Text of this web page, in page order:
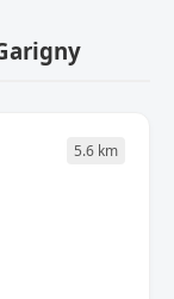
5.6 km